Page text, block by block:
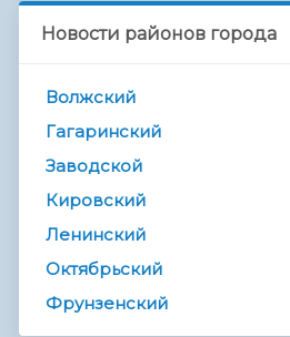
Новости районов города
Волжский
Гагаринский
Заводской
Кировский
Ленинский
Октябрьский
Фрунзенский